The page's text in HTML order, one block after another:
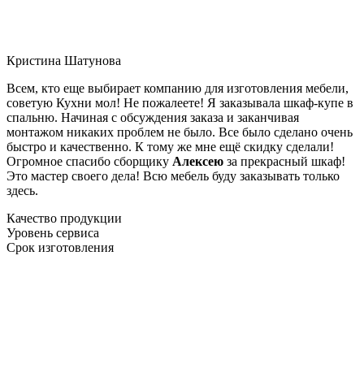
Кристина Шатунова
Всем, кто еще выбирает компанию для изготовления мебели,
советую Кухни мол! Не пожалеете! Я заказывала шкаф-купе в
спальню. Начиная с обсуждения заказа и заканчивая
монтажом никаких проблем не было. Все было сделано очень
быстро и качественно. К тому же мне ещё скидку сделали!
Огромное спасибо сборщику Алексею за прекрасный шкаф!
Это мастер своего дела! Всю мебель буду заказывать только
здесь.
Качество продукции
Уровень сервиса
Срок изготовления